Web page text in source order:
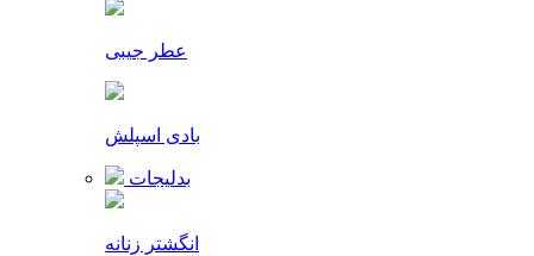
عطر جیبی
بادی اسپلش
بدلیجات
انگشتر زنانه